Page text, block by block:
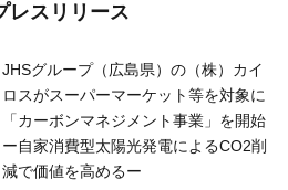
レスリリース
JHSグループ（広島県）の（株）カイ
ロスがスーパーマーケット等を対象に
「カーボンマネジメント事業」を開始
ー自家消費型太陽光発電によるCO2削
減で価値を高めるー